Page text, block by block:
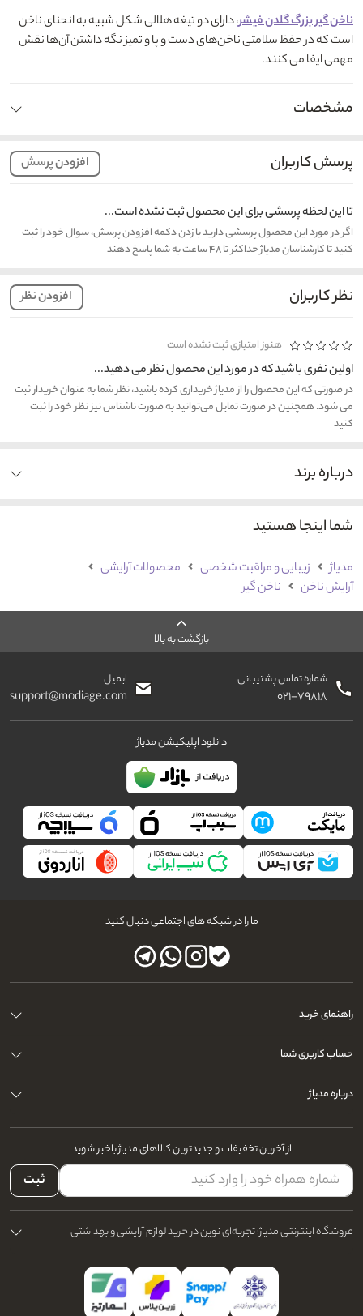
ناخن گیر بزرگ گلدن فیشر، دارای دو تیغه‌ هلالی شکل شبیه به انحنای ناخن
است که در حفظ سلامتی ناخن‌های دست و پا و تمیز نگه‌ داشتن آن‌ها نقش
مهمی ایفا می کنند.
مشخصات
پرسش کاربران افزودن پرسش
تا این لحظه پرسشی برای این محصول ثبت نشده است...
اگر در مورد این محصول پرسشی دارید با زدن دکمه افزودن پرسش، سوال خود را ثبت
کنید تا کارشناسان مدیاژ حداکثر تا ۴۸ ساعت به شما پاسخ دهند
نظر کاربران افزودن نظر
هنوز امتیازی ثبت نشده است
اولین نفری باشید که در مورد این محصول نظر می دهید...
در صورتی که این محصول را از مدیاژ خریداری کرده باشید، نظر شما به عنوان خریدار ثبت
می شود. همچنین در صورت تمایل می‌توانید به صورت ناشناس نیز نظر خود را ثبت
کنید
درباره برند
شما اینجا هستید
مدیاژ زیبایی و مراقبت شخصی
محصولات آرایشی
آرایش ناخن
ناخن گیر
بازگشت به بالا
شماره تماس پشتیبانی
۰۲۱-۷۹۸۱۸
ایمیل
support@modiage.com
دانلود اپلیکیشن مدیاژ
ما را در شبکه های اجتماعی دنبال کنید
راهنمای خرید
حساب کاربری شما
درباره مدیاژ
از آخرین تخفیفات و جدیدترین کالاهای مدیاژ باخبر شوید
ثبت
فروشگاه اینترنتی مدیاژ؛ تجربه‌ای نوین در خرید لوازم آرایشی و بهداشتی